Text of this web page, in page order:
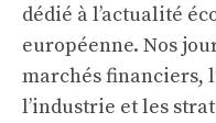
dédié à l’actualité
européenne. Nos
marchés financiers,
l’industrie et les